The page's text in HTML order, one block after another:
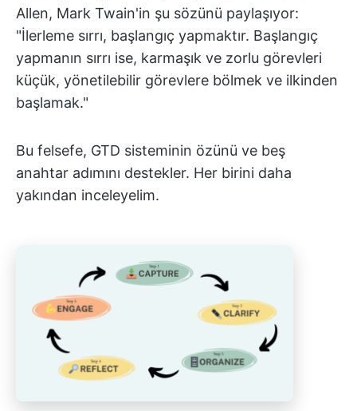
Allen, Mark Twain'in şu sözünü paylaşıyor:
"İlerleme sırrı, başlangıç yapmaktır. Başlangıç
yapmanın sırrı ise, karmaşık ve zorlu görevleri
küçük, yönetilebilir görevlere bölmek ve ilkinden
başlamak."
Bu felsefe, GTD sisteminin özünü ve beş
anahtar adımını destekler. Her birini daha
yakından inceleyelim.